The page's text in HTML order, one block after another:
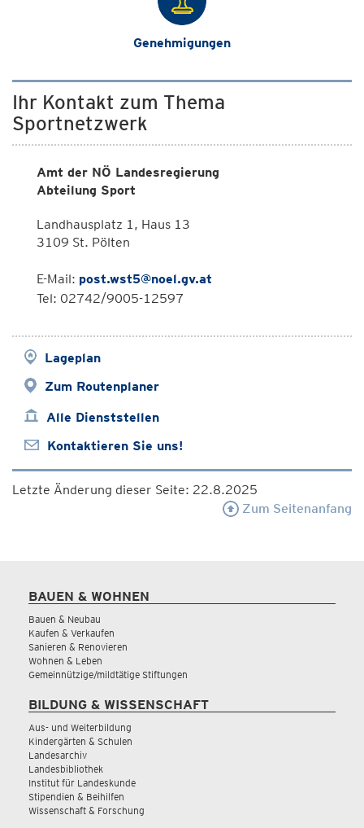
Genehmigungen
Ihr Kontakt zum Thema
Sportnetzwerk
Amt der NÖ Landesregierung
Abteilung Sport
Landhausplatz 1, Haus 13
3109 St. Pölten
E-Mail: post.wst5@noel.gv.at
Tel: 02742/9005-12597
Lageplan
Zum Routenplaner
Alle Dienststellen
Kontaktieren Sie uns!
Letzte Änderung dieser Seite: 22.8.2025
Zum Seitenanfang
BAUEN & WOHNEN
Bauen & Neubau
Kaufen & Verkaufen
Sanieren & Renovieren
Wohnen & Leben
Gemeinnützige/mildtätige Stiftungen
BILDUNG & WISSENSCHAFT
Aus- und Weiterbildung
Kindergärten & Schulen
Landesarchiv
Landesbibliothek
Institut für Landeskunde
Stipendien & Beihilfen
Wissenschaft & Forschung